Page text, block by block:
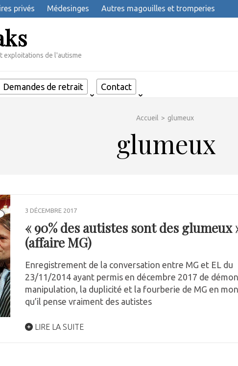
privés Médesinges Autres magouilles et tromperies
exploitations de l'autisme
Demandes de retrait Contact
Accueil > glumeux
glumeux
3 DÉCEMBRE 2017
« 90% des autistes sont des glumeux
(affaire MG)
Enregistrement de la conversation entre MG et EL du
23/11/2014 ayant permis en décembre 2017 de
manipulation, la duplicité et la fourberie de MG en
qu’il pense vraiment des autistes
LIRE LA SUITE